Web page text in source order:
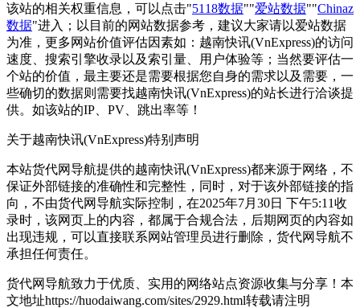
该站的相关权重信息，可以点击"5118数据""爱站数据""Chinaz
数据"进入；以目前的网站数据参考，建议大家请以爱站数据
为准，更多网站价值评估因素如：越南快讯(VnExpress)的访问
速度、搜索引擎收录以及索引量、用户体验等；当然要评估一
个站的价值，最主要还是需要根据您自身的需求以及需要，一
些确切的数据则需要找越南快讯(VnExpress)的站长进行洽谈提
供。如该站的IP、PV、跳出率等！
关于越南快讯(VnExpress)特别声明
本站货代网导航提供的越南快讯(VnExpress)都来源于网络，不
保证外部链接的准确性和完整性，同时，对于该外部链接的指
向，不由货代网导航实际控制，在2025年7月30日 下午5:11收
录时，该网页上的内容，都属于合规合法，后期网页的内容如
出现违规，可以直接联系网站管理员进行删除，货代网导航不
承担任何责任。
货代网导航致力于优质、实用的网络站点资源收集与分享！ 本
文地址https://huodaiwang.com/sites/2929.html转载请注明